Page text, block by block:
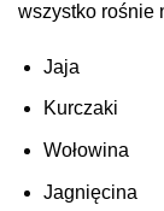
wszystko rośnie
Jaja
Kurczaki
Wołowina
Jagnięcina